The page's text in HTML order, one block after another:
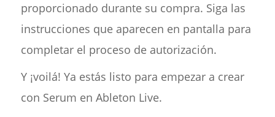
proporcionado durante su compra. Siga las
instrucciones que aparecen en pantalla para
completar el proceso de autorización.
Y ¡voilá! Ya estás listo para empezar a crear
con Serum en Ableton Live.